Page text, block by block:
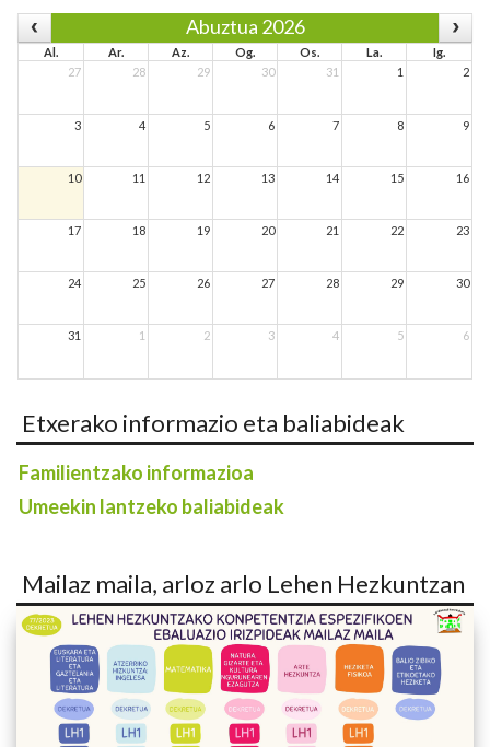
Abuztua 2026
Al. Ar. Az. Og. Os. La.
Ig.
27
28 29 30 31 1 2
3 4 5 6 7 8 9
10 11 12 13 14 15 16
17 18 19 20 21 22 23
24 25 26 27 28 29 30
31 1 2 3 4 5 6
Etxerako informazio eta baliabideak
Familientzako informazioa
Umeekin lantzeko baliabideak
Mailaz maila, arloz arlo Lehen Hezkuntzan